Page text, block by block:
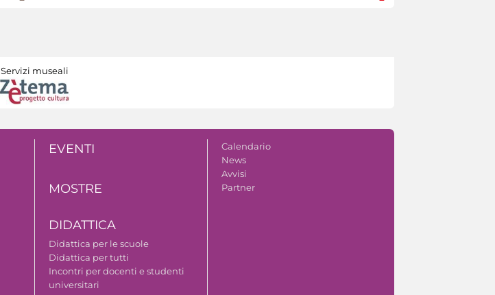
Servizi museali
EVENTI
MOSTRE
DIDATTICA
Didattica per le scuole
Didattica per tutti
Incontri per docenti e studenti
universitari
Calendario
News
Avvisi
Partner